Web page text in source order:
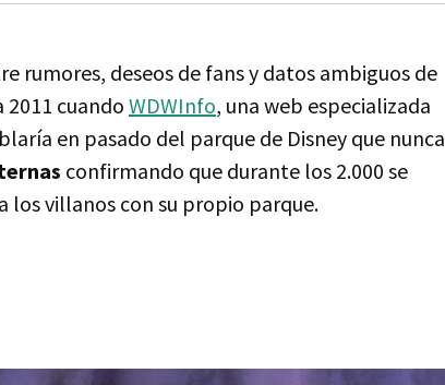
rumores, deseos de fans y datos ambiguos de
cuando WDWInfo, una web especializada
en pasado del parque de Disney que nunca
confirmando que durante los 2.000 se
los villanos con su propio parque.